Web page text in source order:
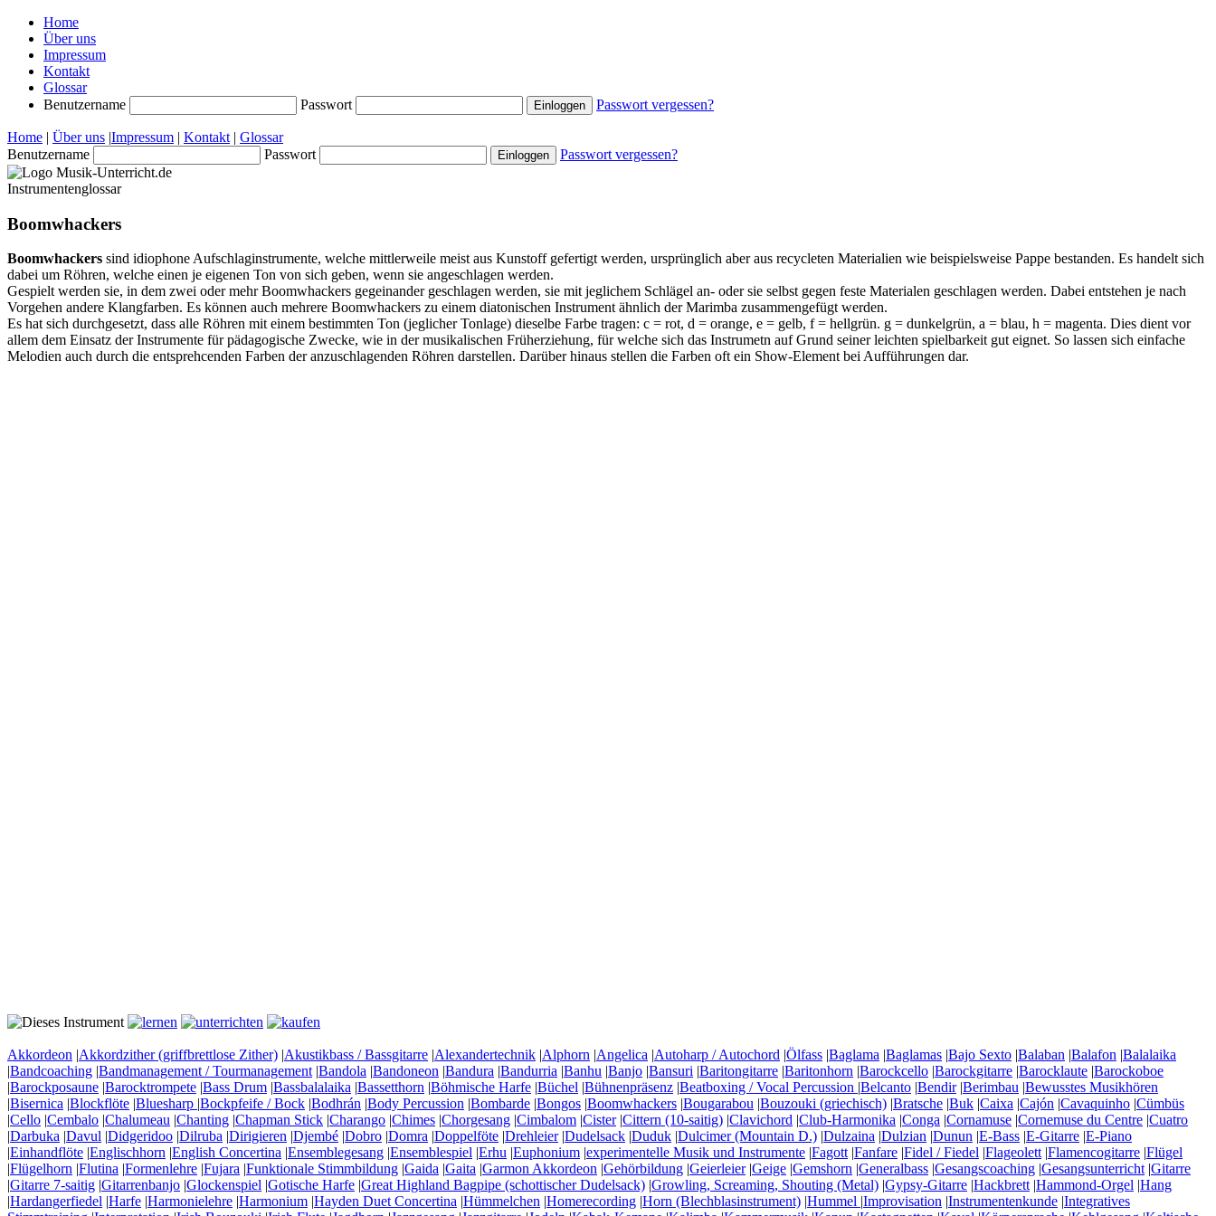
Home
Über uns
Impressum
Kontakt
Glossar
Benutzername
Passwort Passwort vergessen?
Home | Über uns |Impressum | Kontakt | Glossar
Benutzername
Passwort Passwort vergessen?
Instrumentenglossar
Boomwhackers
Boomwhackers sind idiophone Aufschlaginstrumente, welche mittlerweile meist aus Kunstoff gefertigt werden, ursprünglich aber aus recycleten Materialien wie beispielsweise Pappe bestanden. Es handelt sich
dabei um Röhren, welche einen je eigenen Ton von sich geben, wenn sie angeschlagen werden.
Gespielt werden sie, in dem zwei oder mehr Boomwhackers gegeinander geschlagen werden, sie mit jeglichem Schlägel an- oder sie selbst gegen feste Materialen geschlagen werden. Dabei entstehen je nach
Vorgehen andere Klangfarben. Es können auch mehrere Boomwhackers zu einem diatonischen Instrument ähnlich der Marimba zusammengefügt werden.
Es hat sich durchgesetzt, dass alle Röhren mit einem bestimmten Ton (jeglicher Tonlage) dieselbe Farbe tragen: c = rot, d = orange, e = gelb, f = hellgrün. g = dunkelgrün, a = blau, h = magenta. Dies dient vor
allem dem Einsatz der Instrumente für pädagogische Zwecke, wie in der musikalischen Früherziehung, für welche sich das Instrumetn auf Grund seiner leichten spielbarkeit gut eignet. So lassen sich einfache
Melodien auch durch die entsprehcenden Farben der anzuschlagenden Röhren darstellen. Darüber hinaus stellen die Farben oft ein Show-Element bei Aufführungen dar.
Akkordeon |Akkordzither (griffbrettlose Zither) |Akustikbass / Bassgitarre |Alexandertechnik |Alphorn |Angelica |Autoharp / Autochord |Ölfass |Baglama |Baglamas |Bajo Sexto |Balaban |Balafon |Balalaika
|Bandcoaching |Bandmanagement / Tourmanagement|Bandola |Bandoneon |Bandura |Bandurria |Banhu |Banjo |Bansuri |Baritongitarre |Baritonhorn |Barockcello |Barockgitarre |Barocklaute |Barockoboe
|Barockposaune |Barocktrompete |Bass Drum |Bassbalalaika |Bassetthorn |Böhmische Harfe |Büchel |Bühnenpräsenz |Beatboxing / Vocal Percussion |Belcanto |Bendir|Berimbau |Bewusstes Musikhören
|Bisernica |Blockflöte |Bluesharp |Bockpfeife / Bock |Bodhrán |Body Percussion |Bombarde |Bongos |Boomwhackers |Bougarabou |Bouzouki (griechisch) |Bratsche |Buk |Caixa |Cajón |Cavaquinho |Cümbüs
|Cello |Cembalo |Chalumeau |Chanting |Chapman Stick |Charango |Chimes |Chorgesang |Cimbalom |Cister|Cittern (10-saitig) |Clavichord |Club-Harmonika |Conga |Cornamuse |Cornemuse du Centre |Cuatro
|Darbuka |Davul |Didgeridoo |Dilruba |Dirigieren |Djembé |Dobro |Domra |Doppelföte |Drehleier|Dudelsack |Duduk |Dulcimer (Mountain D.) |Dulzaina |Dulzian |Dunun |E-Bass |E-Gitarre |E-Piano
|Einhandflöte |Englischhorn |English Concertina |Ensemblegesang |Ensemblespiel |Erhu |Euphonium |experimentelle Musik und Instrumente |Fagott|Fanfare |Fidel / Fiedel |Flageolett|Flamencogitarre |Flügel
|Flügelhorn |Flutina |Formenlehre |Fujara |Funktionale Stimmbildung |Gaida |Gaita |Garmon Akkordeon |Gehörbildung |Geierleier|Geige |Gemshorn |Generalbass |Gesangscoaching |Gesangsunterricht|Gitarre
|Gitarre 7-saitig |Gitarrenbanjo |Glockenspiel |Gotische Harfe |Great Highland Bagpipe (schottischer Dudelsack) |Growling, Screaming, Shouting (Metal) |Gypsy-Gitarre |Hackbrett|Hammond-Orgel |Hang
|Hardangerfiedel |Harfe |Harmonielehre |Harmonium |Hayden Duet Concertina |Hümmelchen |Homerecording |Horn (Blechblasinstrument) |Hummel |Improvisation |Instrumentenkunde |Integratives